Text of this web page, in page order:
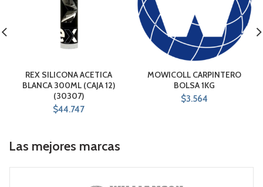
REX SILICONA ACETICA
BLANCA 300ML (CAJA 12)
(30307)
$44.747
MOWICOLL CARPINTERO
BOLSA 1KG
$3.564
Las mejores marcas